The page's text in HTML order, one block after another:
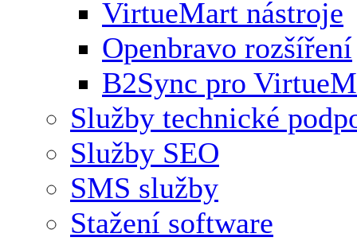
VirtueMart nástroje
Openbravo rozšíření
B2Sync pro
Služby technické
Služby SEO
SMS služby
Stažení software